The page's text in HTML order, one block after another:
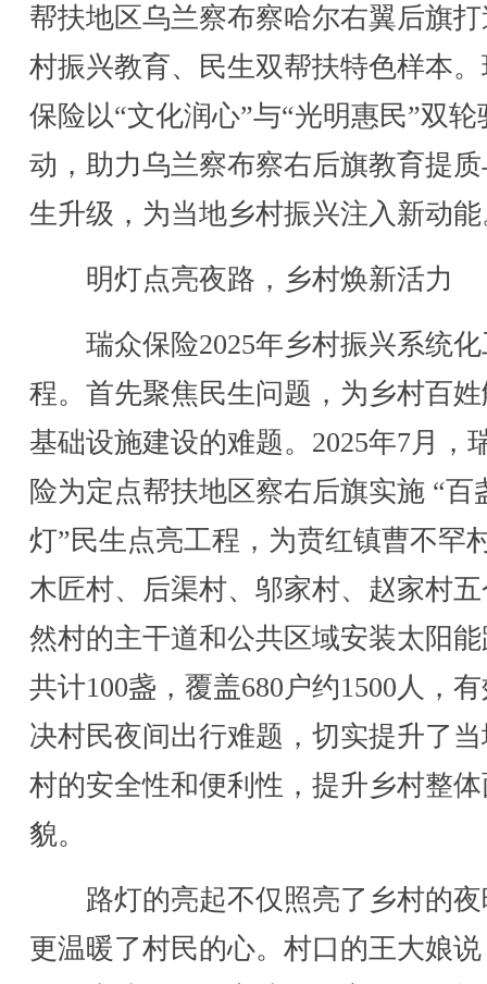
帮扶地区乌兰察布察哈尔右翼后旗
村振兴教育、民生双帮扶特色样本
保险以“文化润心”与“光明惠民”双轮
动，助力乌兰察布察右后旗教育提
生升级，为当地乡村振兴注入新动
明灯点亮夜路，乡村焕新活力
瑞众保险2025年乡村振兴系统化
程。首先聚焦民生问题，为乡村百
基础设施建设的难题。2025年7月，
险为定点帮扶地区察右后旗实施 “百
灯”民生点亮工程，为贲红镇曹不罕
木匠村、后渠村、邬家村、赵家村
然村的主干道和公共区域安装太阳
共计100盏，覆盖680户约1500人，
决村民夜间出行难题，切实提升了
村的安全性和便利性，提升乡村整
貌。
路灯的亮起不仅照亮了乡村的夜
更温暖了村民的心。村口的王大娘说